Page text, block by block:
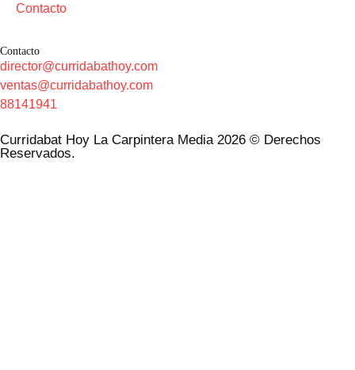
Contacto
Contacto
director@curridabathoy.com
ventas@curridabathoy.com
88141941
Curridabat Hoy La Carpintera Media 2026 © Derechos
Reservados.